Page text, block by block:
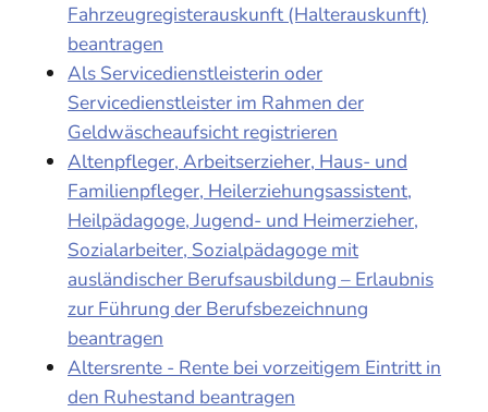
Fahrzeugregisterauskunft (Halterauskunft)
beantragen
Als Servicedienstleisterin oder
Servicedienstleister im Rahmen der
Geldwäscheaufsicht registrieren
Altenpfleger, Arbeitserzieher, Haus- und
Familienpfleger, Heilerziehungsassistent,
Heilpädagoge, Jugend- und Heimerzieher,
Sozialarbeiter, Sozialpädagoge mit
ausländischer Berufsausbildung – Erlaubnis
zur Führung der Berufsbezeichnung
beantragen
Altersrente - Rente bei vorzeitigem Eintritt in
den Ruhestand beantragen